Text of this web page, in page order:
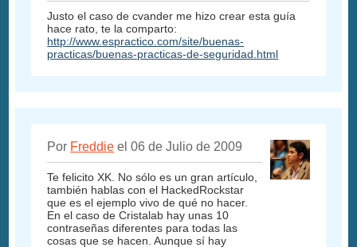
Justo el caso de cvander me hizo crear esta guía
hace rato, te la comparto:
http://www.espractico.com/site/buenas-
practicas/buenas-practicas-de-seguridad.html
Por Freddie el 06 de Julio de 2009
Te felicito XK. No sólo es un gran artículo,
también hablas con el HackedRockstar
que es el ejemplo vivo de qué no hacer.
En el caso de Cristalab hay unas 10
contraseñas diferentes para todas las
cosas que se hacen. Aunque sí hay